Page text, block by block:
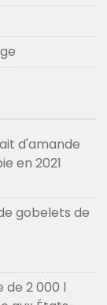
d'amande
en 2021
gobelets de
de 2 000 l